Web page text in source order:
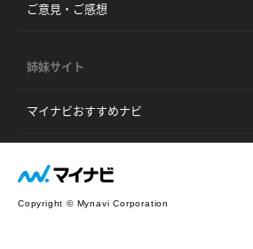
ご意見・ご感想
姉妹サイト
マイナビおすすめナビ
Copyright © Mynavi Corporation